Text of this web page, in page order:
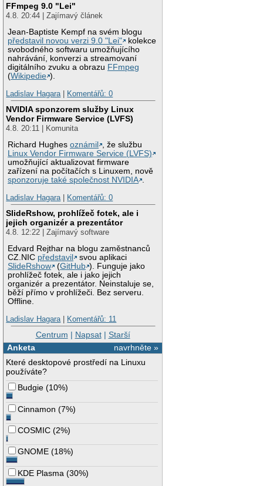
FFmpeg 9.0 "Lei"
4.8. 20:44 | Zajímavý článek
Jean-Baptiste Kempf na svém blogu
představil novou verzi 9.0 "Lei"
kolekce
svobodného softwaru umožňujícího
nahrávání, konverzi a streamovaní
digitálního zvuku a obrazu FFmpeg
(Wikipedie ).
Ladislav Hagara| Komentářů: 0
NVIDIA sponzorem služby Linux
Vendor Firmware Service (LVFS)
4.8. 20:11 | Komunita
Richard Hughesoznámil
, že službu
Linux Vendor Firmware Service (LVFS)
umožňující aktualizovat firmware
zařízení na počítačích s Linuxem, nově
sponzoruje také společnost NVIDIA .
Ladislav Hagara| Komentářů: 0
SlideRshow, prohlížeč fotek, ale i
jejich organizér a prezentátor
4.8. 12:22 | Zajímavý software
Edvard Rejthar na blogu zaměstnanců
CZ.NIC představil
svou aplikaci
SlideRshow
(GitHub ). Funguje jako
prohlížeč fotek, ale i jako jejich
organizér a prezentátor. Neinstaluje se,
běží přímo v prohlížeči. Bez serveru.
Offline.
Ladislav Hagara| Komentářů: 11
Centrum | Napsat| Starší
navrhněte »
Anketa
Které desktopové prostředí na Linuxu
používáte?
Budgie (10%)
Cinnamon (7%)
COSMIC (2%)
GNOME (18%)
KDE Plasma (30%)